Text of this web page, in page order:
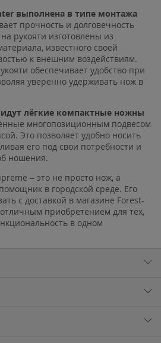
выполнена в типе монтажа
прочность и долговечность
рукояти изготовлены из
известного своей
к внешним воздействиям.
обеспечивает удобство при
уверенно удерживать нож в
лёгкие компактные ножны
многопозиционным подвесом
Это позволяет удобно носить
его под свои потребности и
ношения.
– это не просто нож, а
в городской среде. Его
с доставкой в магазине Forest-
приобретением для тех,
в одном